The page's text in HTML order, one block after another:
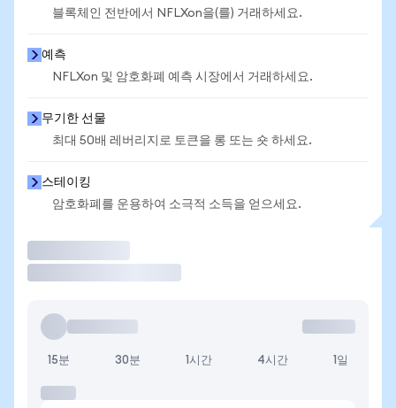
블록체인 전반에서 NFLXon을(를) 거래하세요.
예측
NFLXon 및 암호화폐 예측 시장에서 거래하세요.
무기한 선물
최대 50배 레버리지로 토큰을 롱 또는 숏 하세요.
스테이킹
암호화폐를 운용하여 소극적 소득을 얻으세요.
15분 30분 1시간 4시간 1일